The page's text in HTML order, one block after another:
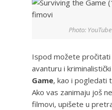
Photo:
Ispod možete pročitati
avanturu i
Game, kao i pogledati
Ako vas zanimaju još
filmovi, upišete u